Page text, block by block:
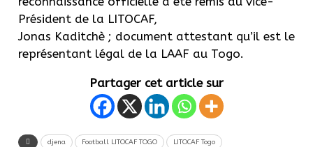
Président de la LITOCAF,
Jonas Kaditchè ; document attestant qu’il est le
représentant légal de la LAAF au Togo.
Partager cet article sur
djena Football LITOCAF TOGO LITOCAF Togo